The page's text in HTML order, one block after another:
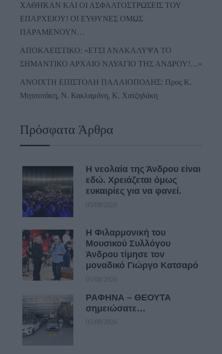
ΧΑΘΗΚΑΝ ΚΑΙ ΟΙ ΑΣΦΑΛΤΟΣΤΡΩΣΕΙΣ ΤΟΥ
ΕΠΑΡΧΕΙΟΥ! ΟΙ ΕΥΘΥΝΕΣ ΟΜΩΣ
ΠΑΡΑΜΕΝΟΥΝ…
ΑΠΟΚΛΕΙΣΤΙΚΟ: «ΕΤΣΙ ΑΝΑΚΑΛΥΨΑ ΤΟ
ΣΗΜΑΝΤΙΚΟ ΑΡΧΑΙΟ ΝΑΥΑΓΙΟ ΤΗΣ ΑΝΔΡΟΥ!…»
ΑΝΟΙΧΤΗ ΕΠΙΣΤΟΛΗ ΠΑΛΑΙΟΠΟΛΗΣ: Προς K.
Μητσοτάκη, N. Κακλαμάνη, K. Χατζηδάκη
Πρόσφατα Άρθρα
Η νεολαία της Άνδρου είναι
εδώ. Χρειάζεται όμως
ευκαιρίες για να φανεί.
05/08/2026
Η Φιλαρμονική του
Μουσικού Συλλόγου
Άνδρου τίμησε τον
μοναδικό Γιώργο Κατσαρό
05/08/2026
ΡΑΦΗΝΑ – ΘΕΟΥΤΑ
σημειώσατε…
05/08/2026